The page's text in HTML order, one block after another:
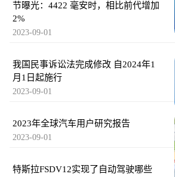
节曝光：4422 毫安时，相比前代增加
2%
2023-09-01
我国民事诉讼法完成修改 自2024年1
月1日起施行
2023-09-01
2023年全球汽车用户研究报告
2023-09-01
特斯拉FSDV12实现了自动驾驶哪些